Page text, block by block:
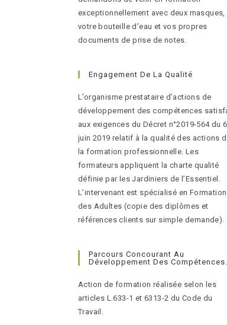
exceptionnellement avec deux masques,
votre bouteille d’eau et vos propres
documents de prise de notes.
Engagement De La Qualité
L’organisme prestataire d’actions de
développement des compétences
aux exigences du Décret n°2019-564 du 6
juin 2019 relatif à la qualité des actions
la formation professionnelle. Les
formateurs appliquent la charte qualité
définie par les Jardiniers de l’Essentiel.
L’intervenant est spécialisé en Formation
des Adultes (copie des diplômes et
références clients sur simple demande).
Parcours Concourant Au
Développement Des Compétences.
Action de formation réalisée selon les
articles L.633-1 et 6313-2 du Code du
Travail.